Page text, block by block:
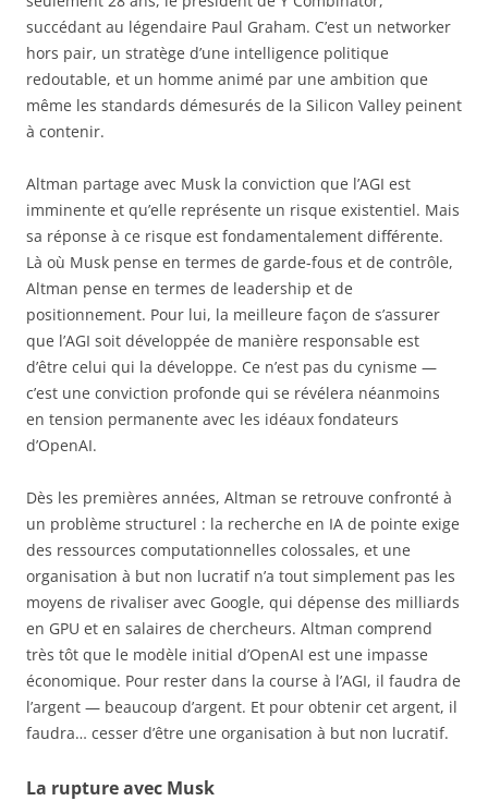
succédant au légendaire Paul Graham. C’est un networker
hors pair, un stratège d’une intelligence politique
redoutable, et un homme animé par une ambition que
même les standards démesurés de la Silicon Valley peinent
à contenir.
Altman partage avec Musk la conviction que l’AGI est
imminente et qu’elle représente un risque existentiel. Mais
sa réponse à ce risque est fondamentalement différente.
Là où Musk pense en termes de garde-fous et de contrôle,
Altman pense en termes de leadership et de
positionnement. Pour lui, la meilleure façon de s’assurer
que l’AGI soit développée de manière responsable est
d’être celui qui la développe. Ce n’est pas du cynisme —
c’est une conviction profonde qui se révélera néanmoins
en tension permanente avec les idéaux fondateurs
d’OpenAI.
Dès les premières années, Altman se retrouve confronté à
un problème structurel : la recherche en IA de pointe exige
des ressources computationnelles colossales, et une
organisation à but non lucratif n’a tout simplement pas les
moyens de rivaliser avec Google, qui dépense des milliards
en GPU et en salaires de chercheurs. Altman comprend
très tôt que le modèle initial d’OpenAI est une impasse
économique. Pour rester dans la course à l’AGI, il faudra de
l’argent — beaucoup d’argent. Et pour obtenir cet argent, il
faudra… cesser d’être une organisation à but non lucratif.
La rupture avec Musk